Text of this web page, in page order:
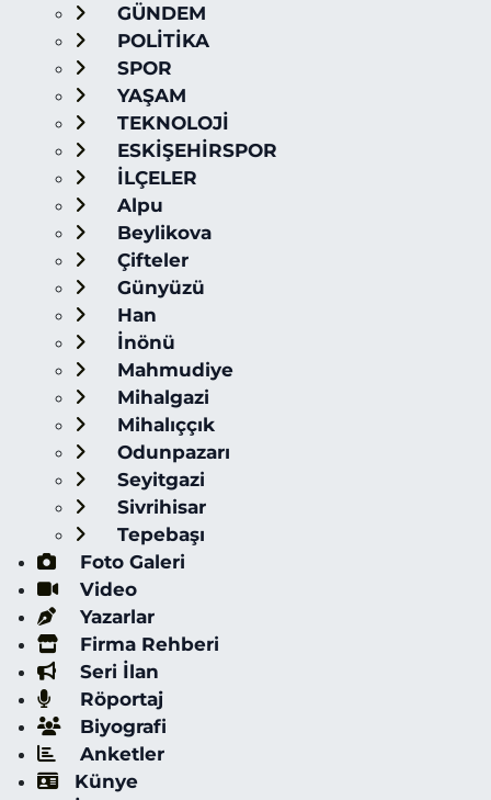
GÜNDEM
POLİTİKA
SPOR
YAŞAM
TEKNOLOJİ
ESKİŞEHİRSPOR
İLÇELER
Alpu
Beylikova
Çifteler
Günyüzü
Han
İnönü
Mahmudiye
Mihalgazi
Mihalıççık
Odunpazarı
Seyitgazi
Sivrihisar
Tepebaşı
Foto Galeri
Video
Yazarlar
Firma Rehberi
Seri İlan
Röportaj
Biyografi
Anketler
Künye